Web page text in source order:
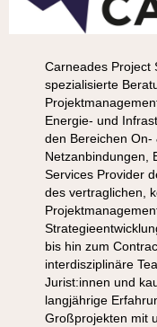
Carneades Project
spezialisierte
Energie- und
den Bereichen On-
Netzanbindungen,
Services Provider
des vertraglichen,
bis hin zum
interdisziplinäre
Jurist:innen und
langjährige
Großprojekten mit